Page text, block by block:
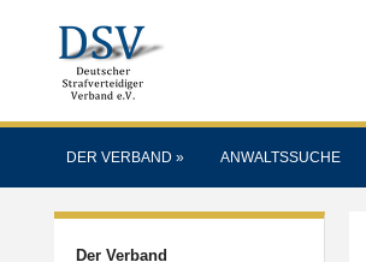
DER VERBAND » ANWALTSSUCHE
Der Verband